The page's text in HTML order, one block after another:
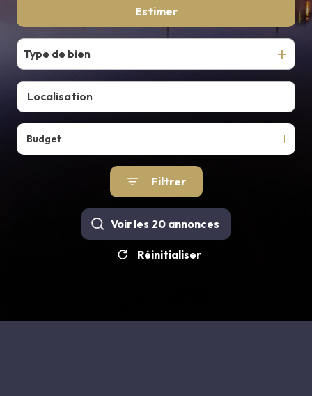
CONTACT
Estimer
Type de bien
Budget
Filtrer
Voir les 20 annonces
Réinitialiser